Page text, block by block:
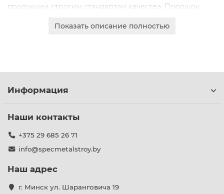
продукции строгим стандартам качества. Порошок
сохранность его свойств при транспортировке и
Показать описание полностью
Информация
Наши контакты
+375 29 685 26 71
info@specmetalstroy.by
Наш адрес
г. Минск ул. Шаранговича 19